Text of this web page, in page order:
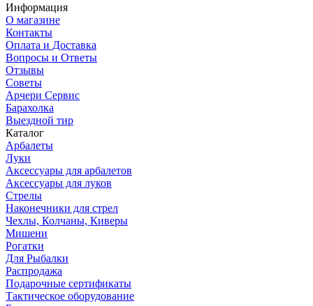
Информация
О магазине
Контакты
Оплата и Доставка
Вопросы и Ответы
Отзывы
Советы
Арчери Сервис
Барахолка
Выездной тир
Каталог
Арбалеты
Луки
Аксессуары для арбалетов
Аксессуары для луков
Стрелы
Наконечники для стрел
Чехлы, Колчаны, Киверы
Мишени
Рогатки
Для Рыбалки
Распродажа
Подарочные сертификаты
Тактическое оборудование